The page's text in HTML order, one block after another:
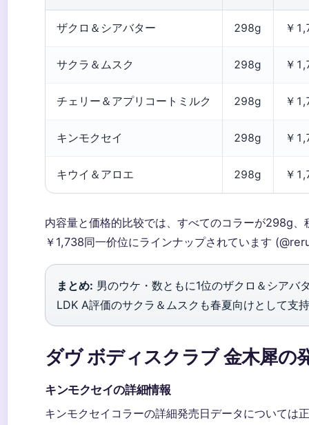
ザクロ＆シアバター 298g ￥
サクラ＆ムスク 298g ￥
チェリー＆アプリコートミルク 298g ￥
キンモクセイ 298g ￥
キウイ＆アロエ 298g ￥
内容量と価格的比较では、すべてのコラーが298g、
￥1,738同一价位にラインナップされています
まとめ: 男のウケ・ 数ともに1位のザクロ＆シアバ
LDK A評価のサクラ＆ムスクも春夏向けとして支
ダヴ ボディスクラブ 金木犀の
キンモクセイの詳細情報
キンモクセイコラーの詳細発売日データについては